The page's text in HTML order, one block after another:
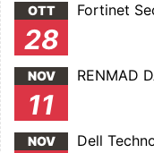
OTT
28
Fortinet
NOV
11
RENMAD
NOV Dell